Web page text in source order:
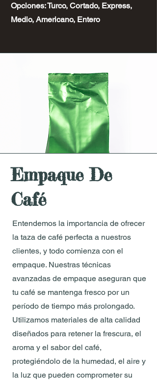
Opciones: Turco, Cortado, Express,
Medio, Americano, Entero
Empaque De
Café
Entendemos la importancia de ofrecer
la taza de café perfecta a nuestros
clientes, y todo comienza con el
empaque. Nuestras técnicas
avanzadas de empaque aseguran que
tu café se mantenga fresco por un
período de tiempo más prolongado.
Utilizamos materiales de alta calidad
diseñados para retener la frescura, el
aroma y el sabor del café,
protegiéndolo de la humedad, el aire y
la luz que pueden comprometer su